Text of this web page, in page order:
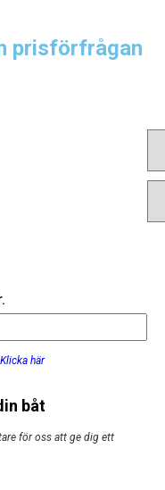
prisförfrågan
Klicka här
båt
för oss att ge dig ett